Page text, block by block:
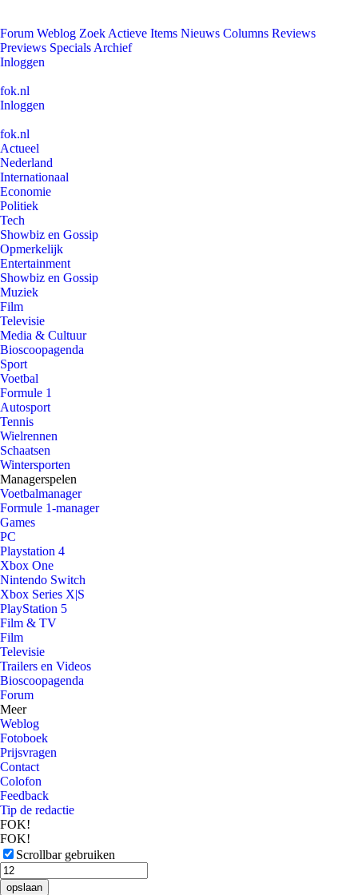
Forum Weblog Zoek Actieve Items Nieuws Columns Reviews
Previews Specials Archief
Inloggen
fok.nl
Inloggen
fok.nl
Actueel
Nederland
Internationaal
Economie
Politiek
Tech
Showbiz en Gossip
Opmerkelijk
Entertainment
Showbiz en Gossip
Muziek
Film
Televisie
Media & Cultuur
Bioscoopagenda
Sport
Voetbal
Formule 1
Autosport
Tennis
Wielrennen
Schaatsen
Wintersporten
Managerspelen
Voetbalmanager
Formule 1-manager
Games
PC
Playstation 4
Xbox One
Nintendo Switch
Xbox Series X|S
PlayStation 5
Film & TV
Film
Televisie
Trailers en Videos
Bioscoopagenda
Forum
Meer
Weblog
Fotoboek
Prijsvragen
Contact
Colofon
Feedback
Tip de redactie
FOK!
FOK!
Scrollbar gebruiken
opslaan